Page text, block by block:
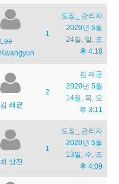
Lee
Kwangyun
1
도장_ 관리자
2020년 5월
24일, 일, 오
후 4:18
김 래균
2
김 래균
2020년 5월
14일, 목, 오
후 3:11
최 상진
1
도장_ 관리자
2020년 5월
13일, 수, 오
후 4:09